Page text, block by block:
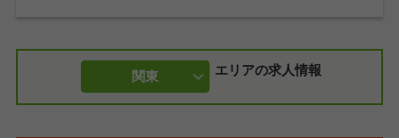
関東 エリアの求人情報